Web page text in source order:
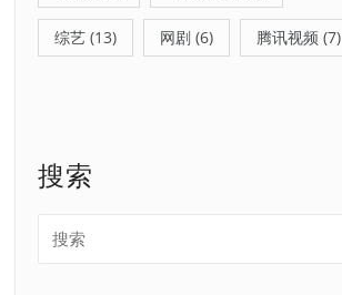
综艺 (13) 网剧 (6) 腾讯视频 (7)
搜索